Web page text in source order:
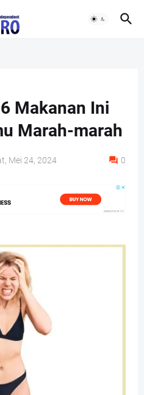
Makanan Ini
Marah-marah
Mei 24, 2024 0